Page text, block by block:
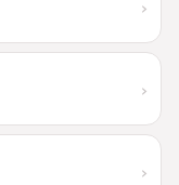
›
›
›